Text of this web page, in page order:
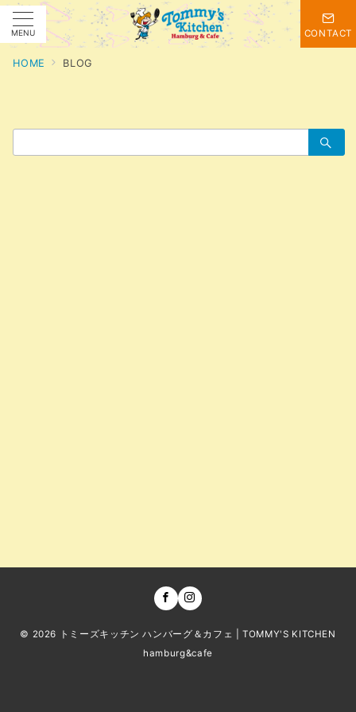
MENU CONTACT
HOME BLOG
索：
© 2026
トミーズキッチン ハンバーグ＆カフェ | TOMMY'S KITCHEN
hamburg&cafe